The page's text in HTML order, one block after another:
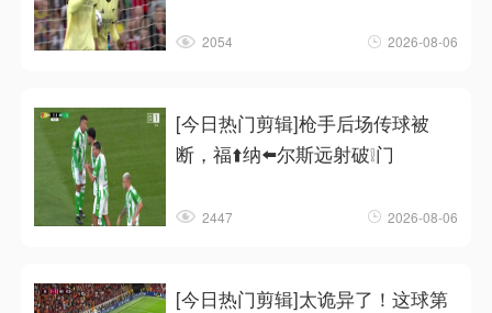
2054 2026-08-06
[今日热门剪辑]枪手后场传球被
断，福⬆️纳⬅️尔斯远射破❕门
2447 2026-08-06
[今日热门剪辑]太诡异了！这球第